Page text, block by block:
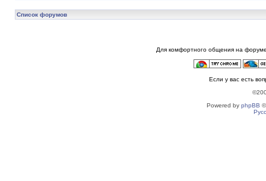
Список форумов
Для комфортного общения на
Если у вас есть
Powered by phpBB